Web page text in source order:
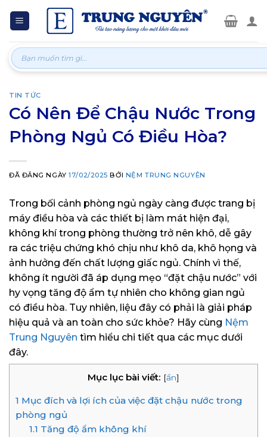
Tìm
kiếm:
TIN TỨC
Có Nên Để Chậu Nước Trong
Phòng Ngủ Có Điều Hòa?
ĐÃ ĐĂNG NGÀY17/02/2025 BỞI NỆM TRUNG NGUYÊN
Trong bối cảnh phòng ngủ ngày càng được trang bị
máy điều hòa và các thiết bị làm mát hiện đại,
không khí trong phòng thường trở nên khô, dễ gây
ra các triệu chứng khó chịu như khô da, khô họng và
ảnh hưởng đến chất lượng giấc ngủ. Chính vì thế,
không ít người đã áp dụng mẹo “đặt chậu nước” với
hy vọng tăng độ ẩm tự nhiên cho không gian ngủ
có điều hòa. Tuy nhiên, liệu đây có phải là giải pháp
hiệu quả và an toàn cho sức khỏe? Hãy cùng Nệm
Trung Nguyên tìm hiểu chi tiết qua các mục dưới
đây.
Mục lục bài viết: [ẩn]
1 Mục đích và lợi ích của việc đặt chậu nước trong
phòng ngủ
1.1 Tăng độ ẩm không khí